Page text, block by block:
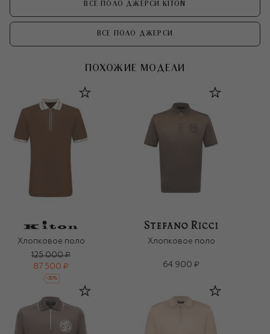
ВСЕ ПОЛО ДЖЕРСИ KITON
ВСЕ ПОЛО ДЖЕРСИ
ПОХОЖИЕ МОДЕЛИ
Хлопковое поло
125 000 ₽
87 500 ₽
-30%
Хлопковое поло
64 900 ₽